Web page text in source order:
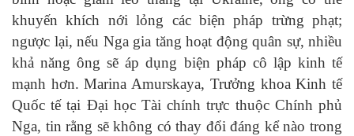
khuyến khích nới lỏng các biện pháp trừng phạt;
ngược lại, nếu Nga gia tăng hoạt động quân sự, nhiều
khả năng ông sẽ áp dụng biện pháp cô lập kinh tế
mạnh hơn. Marina Amurskaya, Trưởng khoa Kinh tế
Quốc tế tại Đại học Tài chính trực thuộc Chính phủ
Nga, tin rằng sẽ không có thay đổi đáng kể nào trong